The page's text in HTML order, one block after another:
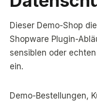
Dieser Demo-Shop
Shopware Plugin-
sensiblen oder
ein.
Demo-Bestellungen,